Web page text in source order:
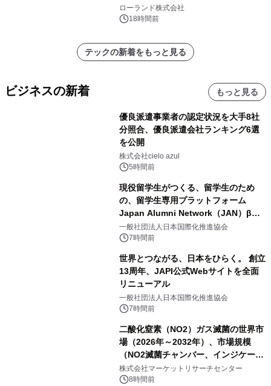
を展示しての 記念キャンペーンを開
催 英国ラジオ「NTS」の 特別プログ
アーティストを フィーチャーしたアニ
メーションを公開～
ローランド株式会社
18時間前
テックの新着をもっと見る
ビジネスの新着 もっと見る
優良派遣事業者の認定状況を大手8社
分照合、優良派遣会社ランキング6選
を公開
株式会社cielo azul
5時間前
現役留学生がつくる、留学生のため
の、留学生専用プラットフォーム
Japan Alumni Network（JAN）β版
をリリース
一般社団法人日本国際化推進協会
7時間前
世界とつながる、日本をひらく。 創立
13周年、JAPI公式Webサイトを全面
リニューアル
一般社団法人日本国際化推進協会
7時間前
二酸化窒素（NO2）ガス滅菌の世界市
場（2026年～2032年）、市場規模
（NO2滅菌チャンバー、インジケータ
ーおよびモニタリングシステム、その
他）・分析レポートを発表
株式会社マーケットリサーチセンター
8時間前